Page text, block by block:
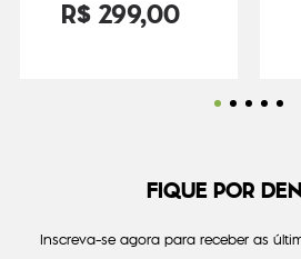
R$299,00
FIQUE POR
Inscreva-se agora para receber as